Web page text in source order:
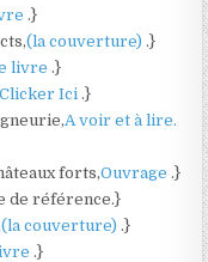
.}
(la couverture).}
livre.}
Clicker Ici.}
A voir et à lire.
forts,Ouvrage.}
de référence.}
(la couverture).}
.}